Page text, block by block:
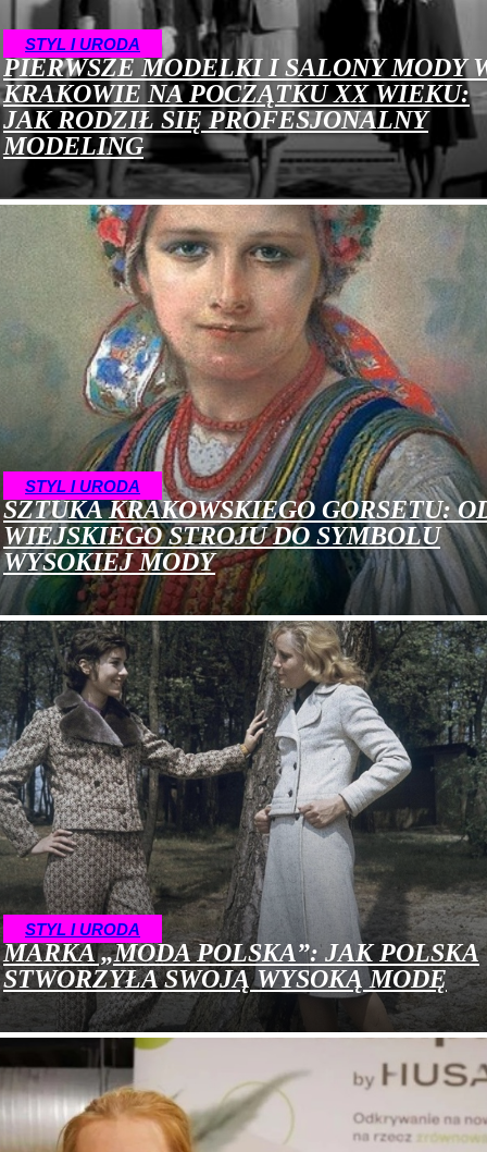
STYL I URODA
PIERWSZE MODELKI I SALONY MODY
KRAKOWIE NA POCZĄTKU XX WIEKU:
JAK RODZIŁ SIĘ PROFESJONALNY
MODELING
STYL I URODA
SZTUKA KRAKOWSKIEGO GORSETU:
WIEJSKIEGO STROJU DO SYMBOLU
WYSOKIEJ MODY
STYL I URODA
MARKA „MODA POLSKA”: JAK POLSKA
STWORZYŁA SWOJĄ WYSOKĄ MODĘ